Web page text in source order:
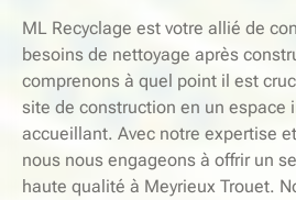
ML Recyclage est votre allié de
besoins de nettoyage après
comprenons à quel point il est
site de construction en un espace
accueillant. Avec notre expertise
nous nous engageons à offrir un
haute qualité à Meyrieux Trouet.